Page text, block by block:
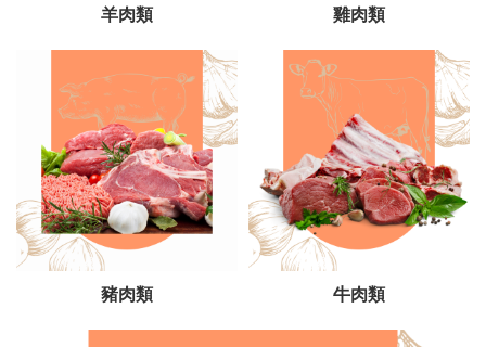
羊肉類 雞肉類
豬肉類 牛肉類